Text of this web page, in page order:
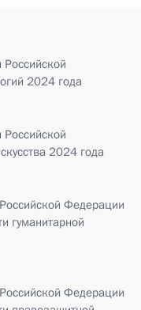
Российской
2024 года
Российской
2024 года
Федерации
гуманитарной
Федерации